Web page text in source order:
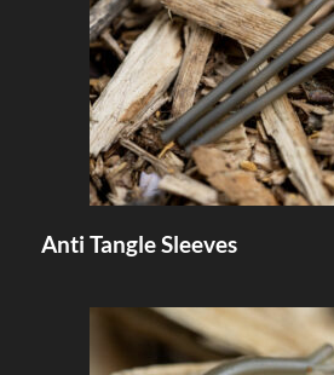
Anti Tangle Sleeves